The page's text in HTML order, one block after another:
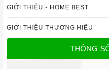
Mặt kính
Công nghệ hiện đại
Bộ bảng mạch, mâm từ
GIỚI THIỆU - HOME BEST
GIỚI THIỆU THƯƠNG HIỆU
THÔNG